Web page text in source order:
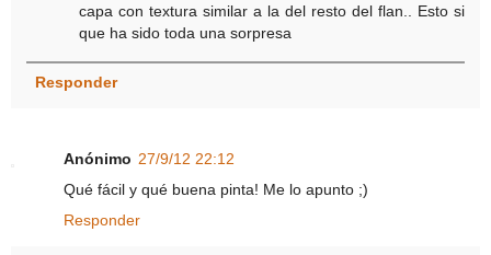
capa con textura similar a la del resto del flan.. Esto si
que ha sido toda una sorpresa
Responder
Anónimo 27/9/12 22:12
Qué fácil y qué buena pinta! Me lo apunto ;)
Responder